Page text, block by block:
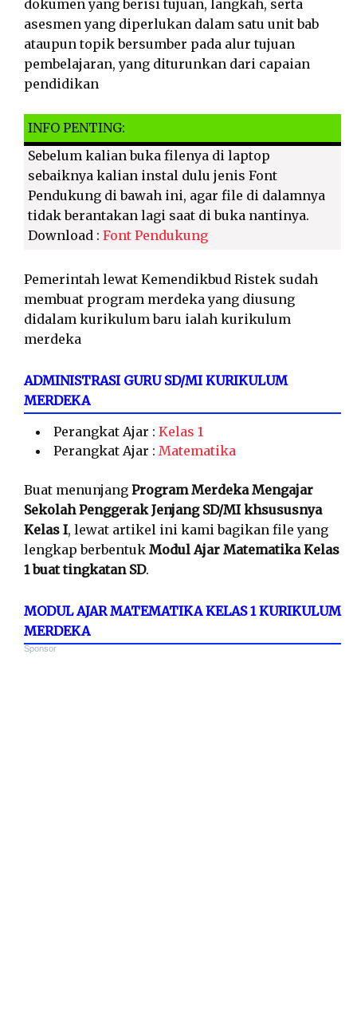
dokumen yang berisi tujuan, langkah, serta
asesmen yang diperlukan dalam satu unit bab
ataupun topik bersumber pada alur tujuan
pembelajaran, yang diturunkan dari capaian
pendidikan
INFO PENTING:
Sebelum kalian buka filenya di laptop
sebaiknya kalian instal dulu jenis Font
Pendukung di bawah ini, agar file di dalamnya
tidak berantakan lagi saat di buka nantinya.
Download : Font Pendukung
Pemerintah lewat Kemendikbud Ristek sudah
membuat program merdeka yang diusung
didalam kurikulum baru ialah kurikulum
merdeka
ADMINISTRASI GURU SD/MI KURIKULUM
MERDEKA
Perangkat Ajar : Kelas 1
Perangkat Ajar : Matematika
Buat menunjang Program Merdeka Mengajar
Sekolah Penggerak Jenjang SD/MI khsususnya
Kelas I, lewat artikel ini kami bagikan file yang
lengkap berbentuk Modul Ajar Matematika Kelas
1 buat tingkatan SD.
MODUL AJAR MATEMATIKA KELAS 1 KURIKULUM
MERDEKA
Sponsor